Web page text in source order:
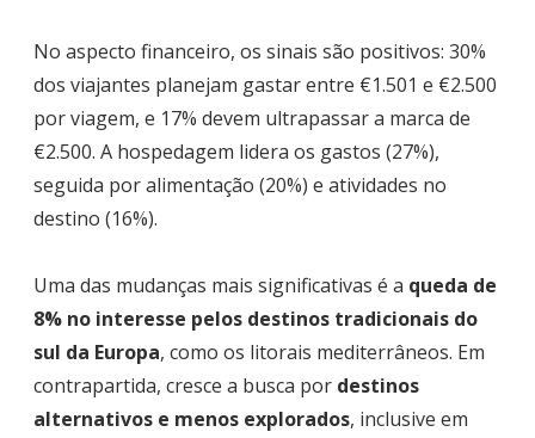
No aspecto financeiro, os sinais são positivos: 30%
dos viajantes planejam gastar entre €1.501 e €2.500
por viagem, e 17% devem ultrapassar a marca de
€2.500. A hospedagem lidera os gastos (27%),
seguida por alimentação (20%) e atividades no
destino (16%).
Uma das mudanças mais significativas é a queda de
8% no interesse pelos destinos tradicionais do
sul da Europa, como os litorais mediterrâneos. Em
contrapartida, cresce a busca por destinos
alternativos e menos explorados, inclusive em